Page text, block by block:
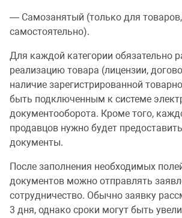
— Самозанятый (только для
самостоятельно).
Для каждой категории обязательно
реализацию товара (лицензии,
наличие зарегистрированной
быть подключенным к системе
документооборота. Кроме того,
продавцов нужно будет
документы.
После заполнения необходимых
документов можно отправлять
сотрудничество. Обычно заявку
3 дня, однако сроки могут быть